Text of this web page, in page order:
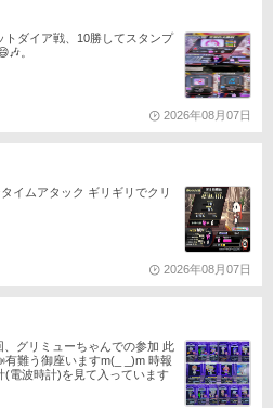
トダイア戦、10勝してスタンプ
。
2026年08月07日
イムアタック ギリギリでクリ
2026年08月07日
、グリミューちゃんでの参加 此
有難う御座いますm(_ _)m 時報
(電波時計)を見て入っています